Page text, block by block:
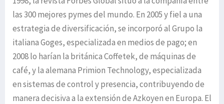
las 300 mejores pymes del mundo. En 2005 y fiel a una
estrategia de diversificación, se incorporó al Grupo la
italiana Goges, especializada en medios de pago; en
2008 lo harían la británica Coffetek, de máquinas de
café, y la alemana Primion Technology, especializada
en sistemas de control y presencia, contribuyendo de
manera decisiva a la extensión de Azkoyen en Europa. El